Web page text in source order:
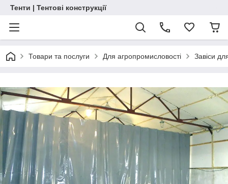
Тенти | Тентові конструкції
Товари та послуги Для агропромисловості Завіси